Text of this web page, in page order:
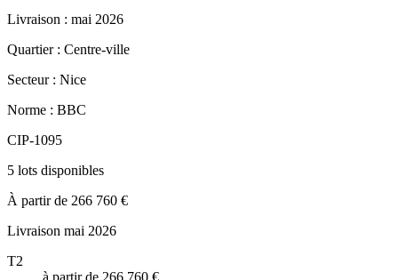
Livraison : mai 2026
Quartier : Centre-ville
Secteur : Nice
Norme : BBC
CIP-1095
5 lots disponibles
À partir de 266 760 €
Livraison mai 2026
T2
à partir de 266 760 €